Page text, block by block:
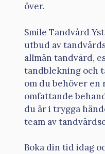
över.
Smile Tandvård
utbud av
allmän tandvård,
tandblekning och
om du behöver
omfattande
du är i trygga
team av
Boka din tid idag